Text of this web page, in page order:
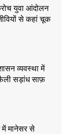
युवा आंदोलन
से कहां चूक
व्यवस्था में
सड़ांध साफ़
में मानेसर से